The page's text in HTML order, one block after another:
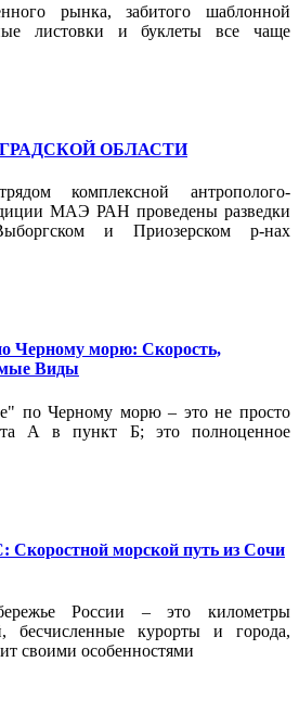
рынка, забитого шаблонной
листовки и буклеты все чаще
ОБЛАСТИ
комплексной антрополого-
МАЭ РАН проведены разведки
и Приозерском р-нах
Черному морю: Скорость,
Виды
по Черному морю – это не просто
А в пункт Б; это полноценное
морской путь из Сочи
России – это километры
бесчисленные курорты и города,
своими особенностями